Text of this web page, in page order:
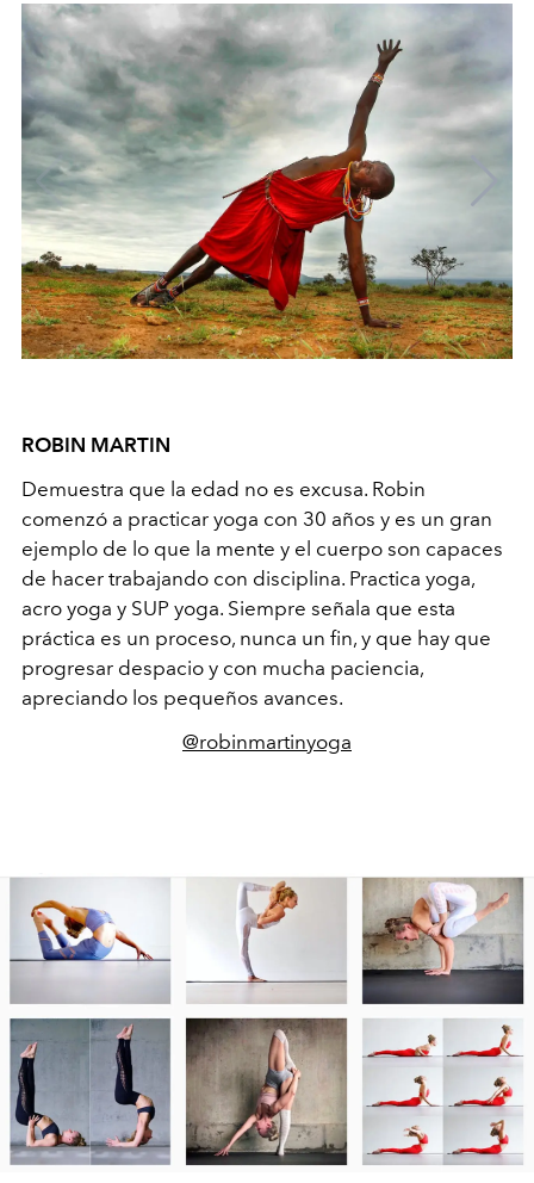
ROBIN MARTIN
Demuestra que la edad no es excusa. Robin
comenzó a practicar yoga con 30 años y es un gran
ejemplo de lo que la mente y el cuerpo son capaces
de hacer trabajando con disciplina. Practica yoga,
acro yoga y SUP yoga. Siempre señala que esta
práctica es un proceso, nunca un fin, y que hay que
progresar despacio y con mucha paciencia,
apreciando los pequeños avances.
@robinmartinyoga